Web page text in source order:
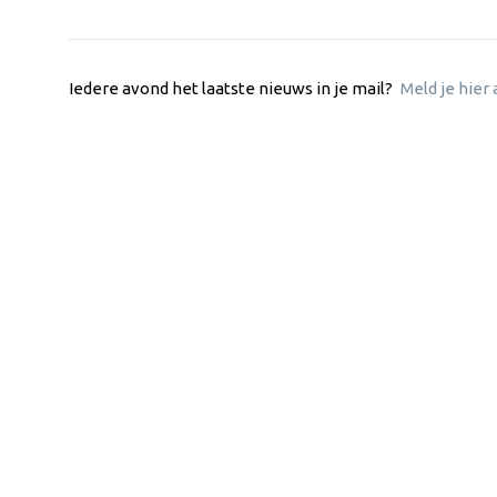
Iedere avond het laatste nieuws in je mail? Meld je hier